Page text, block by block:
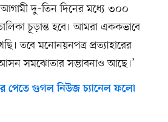
দু–তিন দিনের মধ্যে ৩০০
চূড়ান্ত হবে। আমরা এককভাবে
তবে মনোনয়নপত্র প্রত্যাহারের
আসন সমঝোতার সম্ভাবনাও আছে।’
পেতে গুগল নিউজ চ্যানেল ফলো